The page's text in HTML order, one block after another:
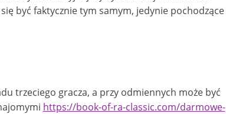
być faktycznie tym samym, jedynie pochodzące
trzeciego gracza, a przy odmiennych może być
https://book-of-ra-classic.com/darmowe-